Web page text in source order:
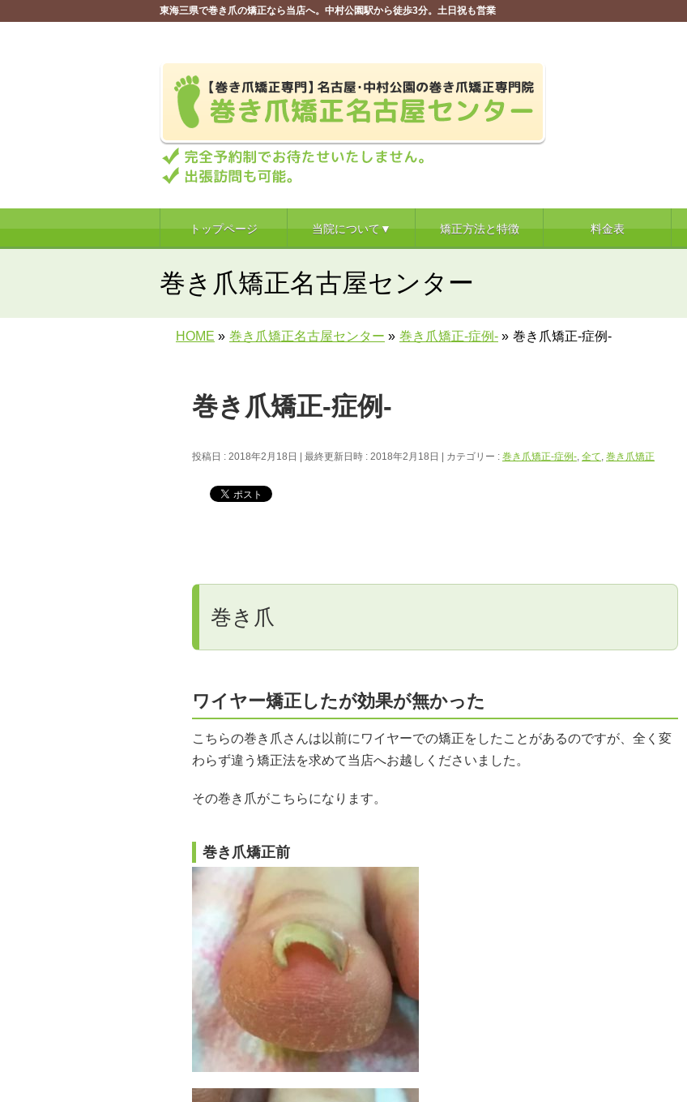
東海三県で巻き爪の矯正なら当店へ。中村公園駅から徒歩3分。土日祝も営業
トップページ 当院について▼ 矯正方法と特徴 料金表
巻き爪矯正名古屋センター
HOME » 巻き爪矯正名古屋センター » 巻き爪矯正‐症例‐ » 巻き爪矯正-症例-
巻き爪矯正-症例-
投稿日 : 2018年2月18日 最終更新日時 : 2018年2月18日 カテゴリー : 巻き爪矯正‐症例‐, 全て, 巻き爪矯正
巻き爪
ワイヤー矯正したが効果が無かった
こちらの巻き爪さんは以前にワイヤーでの矯正をしたことがあるのですが、全く変
わらず違う矯正法を求めて当店へお越しくださいました。
その巻き爪がこちらになります。
巻き爪矯正前